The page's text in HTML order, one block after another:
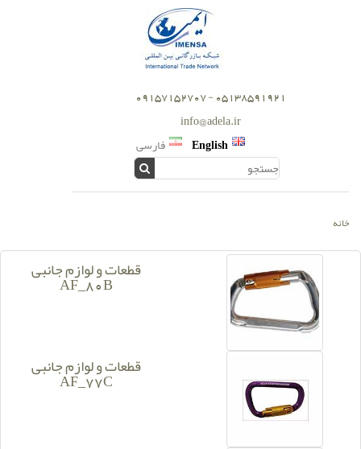
05138591921 - 09157152707
info@adela.ir
English
فارسی
خانه
قطعات و لوازم جانبی
AF_80B
قطعات و لوازم جانبی
AF_77C